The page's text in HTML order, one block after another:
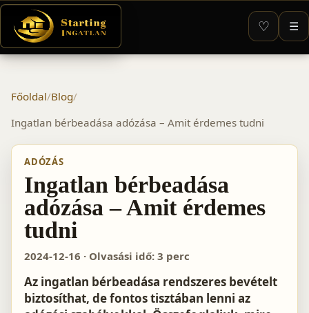
♡ ☰
Főoldal/Blog/
Ingatlan bérbeadása adózása – Amit érdemes tudni
ADÓZÁS
Ingatlan bérbeadása
adózása – Amit érdemes
tudni
2024-12-16 · Olvasási idő: 3 perc
Az ingatlan bérbeadása rendszeres bevételt
biztosíthat, de fontos tisztában lenni az